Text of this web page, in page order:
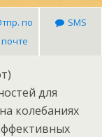
по
почте
SMS
для
колебаниях